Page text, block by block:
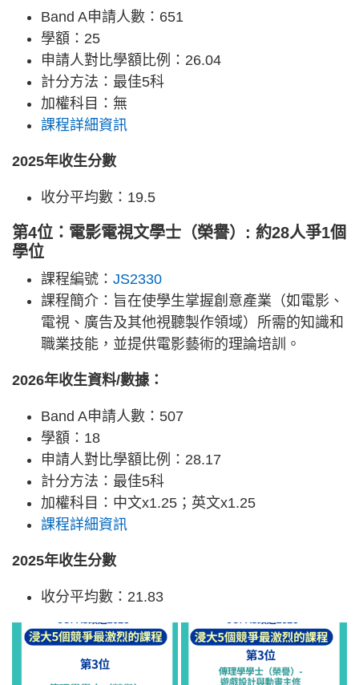
Band A申請人數：651
學額：25
申請人對比學額比例：26.04
計分方法：最佳5科
加權科目：無
課程詳細資訊
2025年收生分數
收分平均數：19.5
第4位：電影電視文學士（榮譽）: 約28人爭1個
學位
課程編號： JS2330
課程簡介：旨在使學生掌握創意產業（如電影、
電視、廣告及其他視聽製作領域）所需的知識和
職業技能，並提供電影藝術的理論培訓。
2026年收生資料/數據：
Band A申請人數：507
學額：18
申請人對比學額比例：28.17
計分方法：最佳5科
加權科目：中文x1.25；英文x1.25
課程詳細資訊
2025年收生分數
收分平均數：21.83